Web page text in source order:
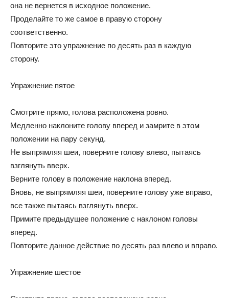
она не вернется в исходное положение.
Проделайте то же самое в правую сторону
соответственно.
Повторите это упражнение по десять раз в каждую
сторону.
Упражнение пятое
Смотрите прямо, голова расположена ровно.
Медленно наклоните голову вперед и замрите в этом
положении на пару секунд.
Не выпрямляя шеи, поверните голову влево, пытаясь
взглянуть вверх.
Верните голову в положение наклона вперед.
Вновь, не выпрямляя шеи, поверните голову уже вправо,
все также пытаясь взглянуть вверх.
Примите предыдущее положение с наклоном головы
вперед.
Повторите данное действие по десять раз влево и вправо.
Упражнение шестое